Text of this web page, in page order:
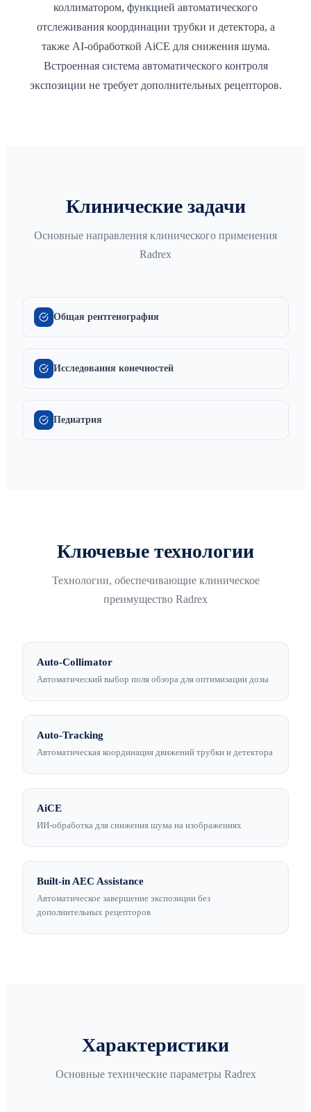
коллиматором, функцией автоматического
отслеживания координации трубки и детектора, а
также AI-обработкой AiCE для снижения шума.
Встроенная система автоматического контроля
экспозиции не требует дополнительных рецепторов.
Клинические задачи
Основные направления клинического применения
Radrex
Общая рентгенография
Исследования конечностей
Педиатрия
Ключевые технологии
Технологии, обеспечивающие клиническое
преимущество Radrex
Auto-Collimator
Автоматический выбор поля обзора для оптимизации дозы
Auto-Tracking
Автоматическая координация движений трубки и детектора
AiCE
ИИ-обработка для снижения шума на изображениях
Built-in AEC Assistance
Автоматическое завершение экспозиции без
дополнительных рецепторов
Характеристики
Основные технические параметры Radrex